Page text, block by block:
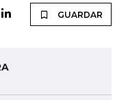
GUARDAR